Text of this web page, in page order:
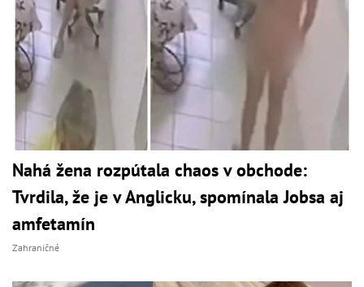
Nahá žena rozpútala chaos v obchode:
Tvrdila, že je v Anglicku, spomínala Jobsa aj
amfetamín
Zahraničné